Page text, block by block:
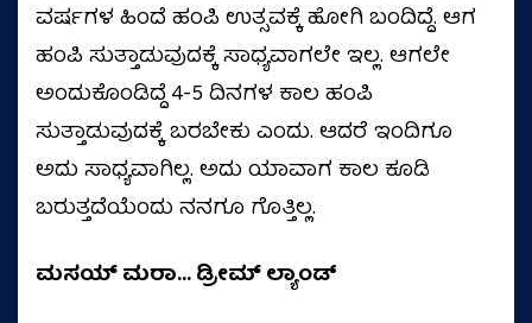
ವರ್ಷಗಳ ಹಿಂದೆ ಹಂಪಿ ಉತ್ಸವಕ್ಕೆ ಹೋಗಿ ಬಂದಿದ್ದೆ. ಆಗ
ಹಂಪಿ ಸುತ್ತಾಡುವುದಕ್ಕೆ ಸಾಧ್ಯವಾಗಲೇ ಇಲ್ಲ. ಆಗಲೇ
ಅಂದುಕೊಂಡಿದ್ದೆ 4-5 ದಿನಗಳ ಕಾಲ ಹಂಪಿ
ಸುತ್ತಾಡುವುದಕ್ಕೆ ಬರಬೇಕು ಎಂದು. ಆದರೆ ಇಂದಿಗೂ
ಅದು ಸಾಧ್ಯವಾಗಿಲ್ಲ. ಅದು ಯಾವಾಗ ಕಾಲ ಕೂಡಿ
ಬರುತ್ತದೆಯೆಂದು ನನಗೂ ಗೊತ್ತಿಲ್ಲ.
ಮಸಯ್ ಮರಾ… ಡ್ರೀಮ್‌ ಲ್ಯಾಂಡ್